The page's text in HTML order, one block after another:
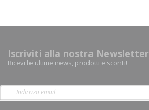
Iscriviti alla nostra Newsletter
Ricevi le ultime news, prodotti e sconti!